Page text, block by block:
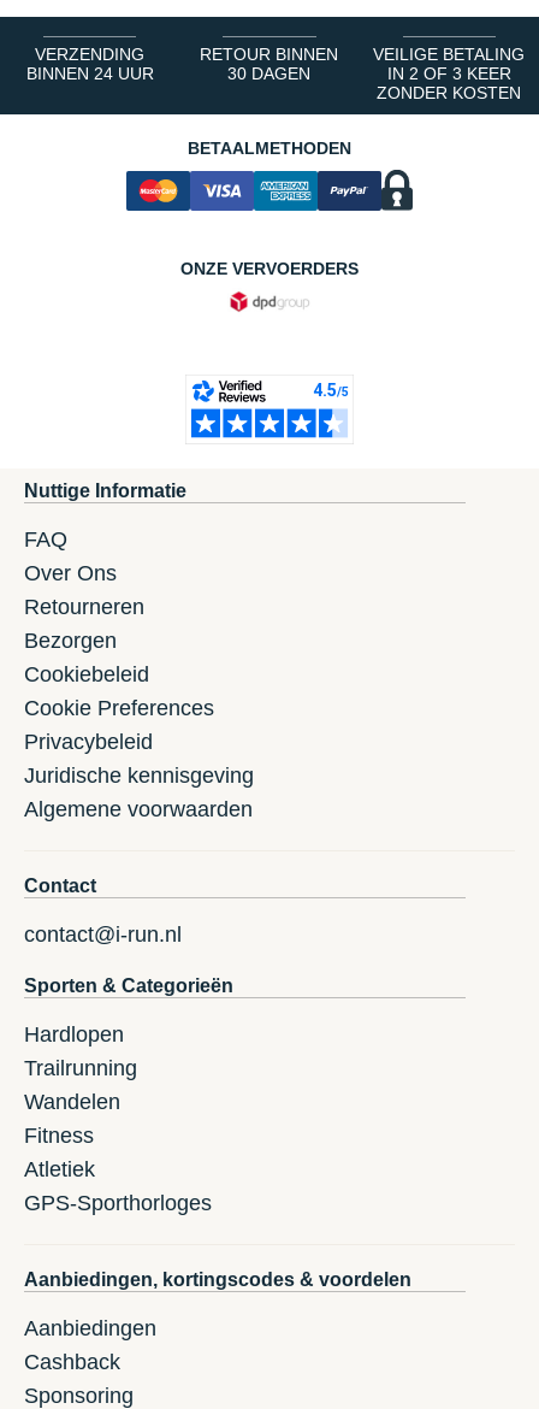
VERZENDING
BINNEN 24 UUR
RETOUR BINNEN
30 DAGEN
VEILIGE BETALING
IN 2 OF 3 KEER
ZONDER KOSTEN
BETAALMETHODEN
ONZE VERVOERDERS
Nuttige Informatie
FAQ
Over Ons
Retourneren
Bezorgen
Cookiebeleid
Cookie Preferences
Privacybeleid
Juridische kennisgeving
Algemene voorwaarden
Contact
contact@i-run.nl
Sporten & Categorieën
Hardlopen
Trailrunning
Wandelen
Fitness
Atletiek
GPS-Sporthorloges
Aanbiedingen, kortingscodes & voordelen
Aanbiedingen
Cashback
Sponsoring